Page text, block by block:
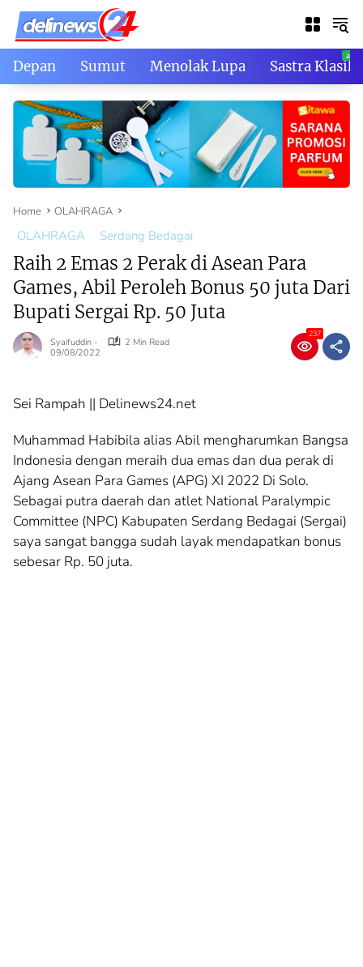
Skip
content
Depan Sumut Menolak Lupa Sastra Klasik
Home OLAHRAGA
OLAHRAGA Serdang Bedagai
Raih 2 Emas 2 Perak di Asean Para
Games, Abil Peroleh Bonus 50 juta Dari
Bupati Sergai Rp. 50 Juta
Syaifuddin -
2 Min Read
09/08/2022
237
Sei Rampah || Delinews24.net
Muhammad Habibila alias Abil mengharumkan Bangsa
Indonesia dengan meraih dua emas dan dua perak di
Ajang Asean Para Games (APG) XI 2022 Di Solo.
Sebagai putra daerah dan atlet National Paralympic
Committee (NPC) Kabupaten Serdang Bedagai (Sergai)
saya sangat bangga sudah layak mendapatkan bonus
sebesar Rp. 50 juta.